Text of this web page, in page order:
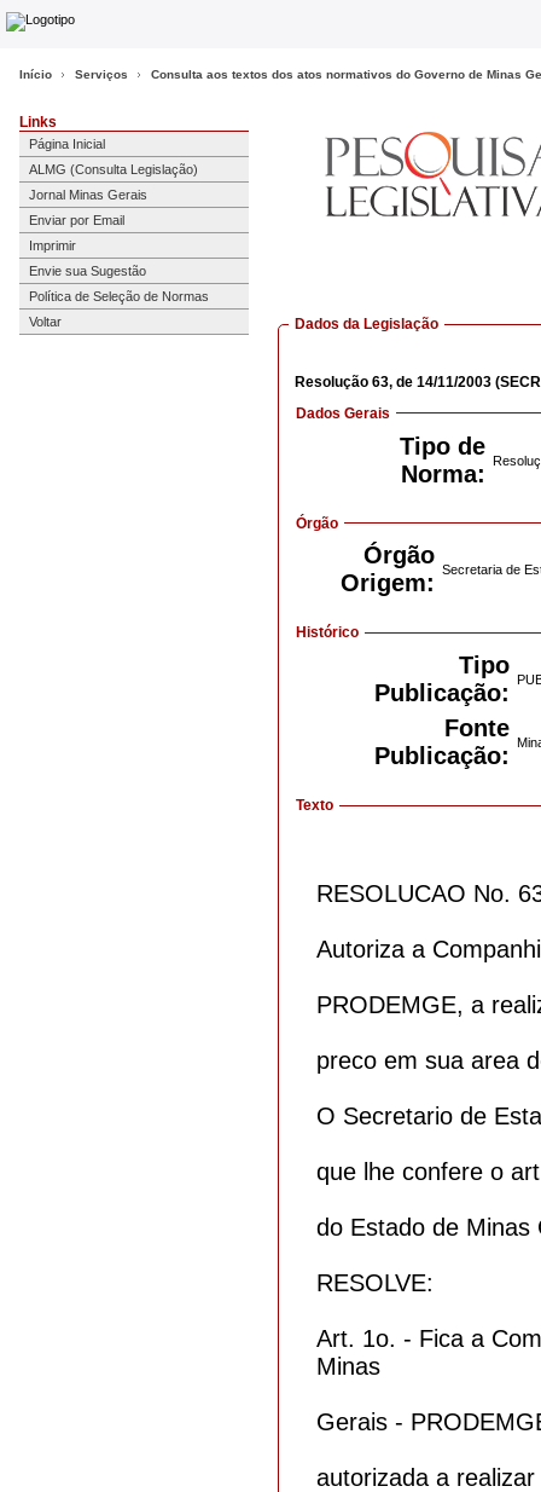
Início Serviços Consulta aos textos dos atos normativos do Governo de Minas
Links
Página Inicial
ALMG (Consulta Legislação)
Jornal Minas Gerais
Enviar por Email
Imprimir
Envie sua Sugestão
Política de Seleção de Normas
Voltar
Dados da Legislação
Resolução 63, de 14/11/2003
Dados Gerais
Tipo de
Norma:
Órgão
Órgão
Origem:
Secretaria de
Histórico
Tipo
Publicação:
Fonte
Publicação:
Texto
RESOLUCAO No.
Autoriza a
PRODEMGE, a
preco em sua area
O Secretario de
do Estado de Minas
RESOLVE:
Art. 1o. - Fica a
Minas
Gerais -
autorizada a